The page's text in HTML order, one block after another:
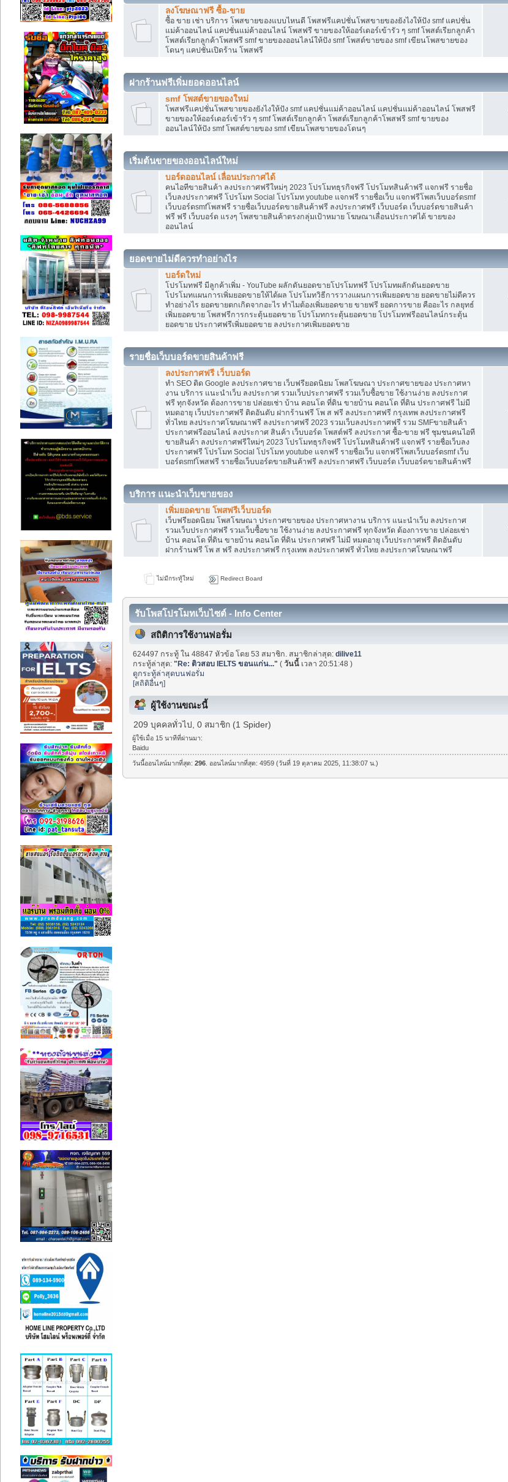
ลงโฆษณาฟรี ซื้อ-ขาย
ซื้อ ขาย เช่า บริการ โพสขายของแบบไหนดี โพสฟรีแคปชั่นโพสขายของยังไงให้ปัง smf แคปชั่น
แม่ค้าออนไลน์ แคปชั่นแม่ค้าออนไลน์ โพสฟรี ขายของให้ออร์เดอร์เข้ารัว ๆ smf โพสต์เรียกลูกค้า
โพสต์เรียกลูกค้าโพสฟรี smf ขายของออนไลน์ให้ปัง smf โพสต์ขายของ smf เขียนโพสขายของ
โดนๆ แคปชั่นเปิดร้าน โพสฟรี
ฝากร้านฟรีเพิ่มยอดออนไลน์
smf โพสต์ขายของใหม่
โพสฟรีแคปชั่นโพสขายของยังไงให้ปัง smf แคปชั่นแม่ค้าออนไลน์ แคปชั่นแม่ค้าออนไลน์ โพสฟรี
ขายของให้ออร์เดอร์เข้ารัว ๆ smf โพสต์เรียกลูกค้า โพสต์เรียกลูกค้าโพสฟรี smf ขายของ
ออนไลน์ให้ปัง smf โพสต์ขายของ smf เขียนโพสขายของโดนๆ
เริ่มต้นขายของออนไลน์ใหม่
บอร์ดออนไลน์ เลื่อนประกาศได้
คนไอทีขายสินค้า ลงประกาศฟรีใหม่ๆ 2023 โปรโมทธุรกิจฟรี โปรโมทสินค้าฟรี แจกฟรี รายชื่อ
เว็บลงประกาศฟรี โปรโมท Social โปรโมท youtube แจกฟรี รายชื่อเว็บ แจกฟรีโพสเว็บบอร์ดsmf
เว็บบอร์ดsmfโพสฟรี รายชื่อเว็บบอร์ดขายสินค้าฟรี ลงประกาศฟรี เว็บบอร์ด เว็บบอร์ดขายสินค้า
ฟรี ฟรี เว็บบอร์ด แรงๆ โพสขายสินค้าตรงกลุ่มเป้าหมาย โฆษณาเลื่อนประกาศได้ ขายของ
ออนไลน์
ยอดขายไม่ดีควรทำอย่างไร
บอร์ดใหม่
โปรโมทฟรี มีลูกค้าเพิ่ม - YouTube ผลักดันยอดขายโปรโมทฟรี โปรโมทผลักดันยอดขาย
โปรโมทแผนการเพิ่มยอดขายให้ได้ผล โปรโมทวิธีการวางแผนการเพิ่มยอดขาย ยอดขายไม่ดีควร
ทำอย่างไร ยอดขายตกเกิดจากอะไร ทำไมต้องเพิ่มยอดขาย ขายฟรี ยอดการขาย คืออะไร กลยุทธ์
เพิ่มยอดขาย โพสฟรีการกระตุ้นยอดขาย โปรโมทกระตุ้นยอดขาย โปรโมทฟรีออนไลน์กระตุ้น
ยอดขาย ประกาศฟรีเพิ่มยอดขาย ลงประกาศเพิ่มยอดขาย
รายชื่อเว็บบอร์ดขายสินค้าฟรี
ลงประกาศฟรี เว็บบอร์ด
ทำ SEO ติด Google ลงประกาศขาย เว็บฟรียอดนิยม โพสโฆษณา ประกาศขายของ ประกาศหา
งาน บริการ แนะนำเว็บ ลงประกาศ รวมเว็บประกาศฟรี รวมเว็บซื้อขาย ใช้งานง่าย ลงประกาศ
ฟรี ทุกจังหวัด ต้องการขาย ปล่อยเช่า บ้าน คอนโด ที่ดิน ขายบ้าน คอนโด ที่ดิน ประกาศฟรี ไม่มี
หมดอายุ เว็บประกาศฟรี ติดอันดับ ฝากร้านฟรี โพ ส ฟรี ลงประกาศฟรี กรุงเทพ ลงประกาศฟรี
ทั่วไทย ลงประกาศโฆษณาฟรี ลงประกาศฟรี 2023 รวมเว็บลงประกาศฟรี รวม SMFขายสินค้า
ประกาศฟรีออนไลน์ ลงประกาศ สินค้า เว็บบอร์ด โพสต์ฟรี ลงประกาศ ซื้อ-ขาย ฟรี ชุมชนคนไอที
ขายสินค้า ลงประกาศฟรีใหม่ๆ 2023 โปรโมทธุรกิจฟรี โปรโมทสินค้าฟรี แจกฟรี รายชื่อเว็บลง
ประกาศฟรี โปรโมท Social โปรโมท youtube แจกฟรี รายชื่อเว็บ แจกฟรีโพสเว็บบอร์ดsmf เว็บ
บอร์ดsmfโพสฟรี รายชื่อเว็บบอร์ดขายสินค้าฟรี ลงประกาศฟรี เว็บบอร์ด เว็บบอร์ดขายสินค้าฟรี
บริการ แนะนำเว็บขายของ
เพิ่มยอดขาย โพสฟรีเว็บบอร์ด
เว็บฟรียอดนิยม โพสโฆษณา ประกาศขายของ ประกาศหางาน บริการ แนะนำเว็บ ลงประกาศ
รวมเว็บประกาศฟรี รวมเว็บซื้อขาย ใช้งานง่าย ลงประกาศฟรี ทุกจังหวัด ต้องการขาย ปล่อยเช่า
บ้าน คอนโด ที่ดิน ขายบ้าน คอนโด ที่ดิน ประกาศฟรี ไม่มี หมดอายุ เว็บประกาศฟรี ติดอันดับ
ฝากร้านฟรี โพ ส ฟรี ลงประกาศฟรี กรุงเทพ ลงประกาศฟรี ทั่วไทย ลงประกาศโฆษณาฟรี
ไม่มีกระทู้ใหม่ Redirect Board
รับโพสโปรโมทเว็บไซต์ - Info Center
สถิติการใช้งานฟอรั่ม
624497 กระทู้ ใน 48847 หัวข้อ โดย 53 สมาชิก. สมาชิกล่าสุด:dilive11
กระทู้ล่าสุด:"Re: ติวสอบ IELTS ขอนแก่น..." (วันนี้ เวลา 20:51:48 )
ดูกระทู้ล่าสุดบนฟอรั่ม
[สถิติอื่นๆ]
ผู้ใช้งานขณะนี้
209 บุคคลทั่วไป, 0 สมาชิก (1 Spider)
ผู้ใช้เมื่อ 15 นาทีที่ผ่านมา:
Baidu
วันนี้ออนไลน์มากที่สุด:296 . ออนไลน์มากที่สุด: 4959 (วันที่ 19 ตุลาคม 2025, 11:38:07 น.)